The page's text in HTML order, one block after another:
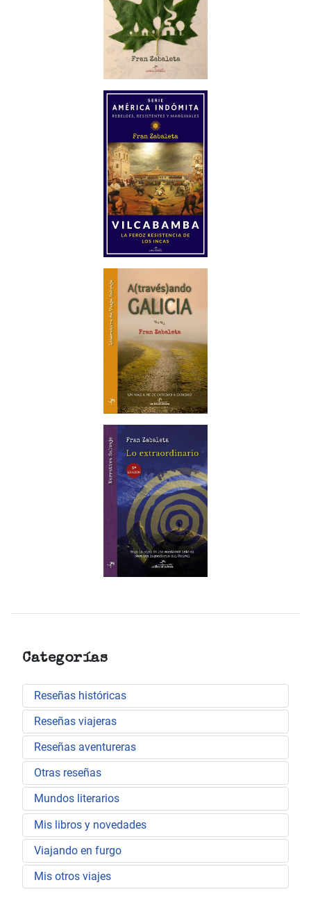
Categorías
Reseñas históricas
Reseñas viajeras
Reseñas aventureras
Otras reseñas
Mundos literarios
Mis libros y novedades
Viajando en furgo
Mis otros viajes